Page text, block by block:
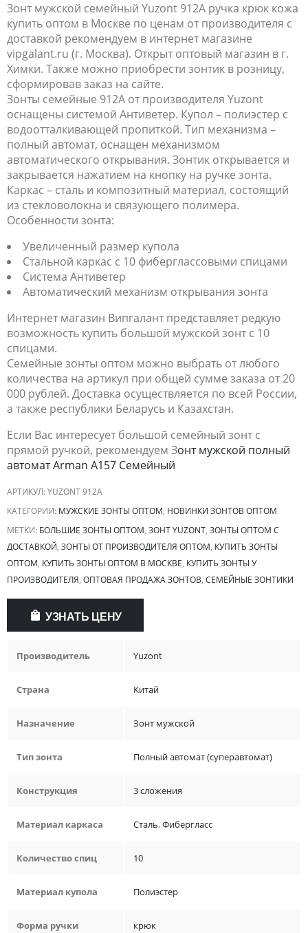
Зонт мужской семейный Yuzont 912A ручка крюк кожа
купить оптом в Москве по ценам от производителя с
доставкой рекомендуем в интернет магазине
vipgalant.ru (г. Москва). Открыт оптовый магазин в г.
Химки. Также можно приобрести зонтик в розницу,
сформировав заказ на сайте.
Зонты семейные 912A от производителя Yuzont
оснащены системой Антиветер. Купол – полиэстер с
водоотталкивающей пропиткой. Тип механизма –
полный автомат, оснащен механизмом
автоматического открывания. Зонтик открывается и
закрывается нажатием на кнопку на ручке зонта.
Каркас – сталь и композитный материал, состоящий
из стекловолокна и связующего полимера.
Особенности зонта:
Увеличенный размер купола
Стальной каркас с 10 фиберглассовыми спицами
Система Антиветер
Автоматический механизм открывания зонта
Интернет магазин Випгалант представляет редкую
возможность купить большой мужской зонт с 10
спицами.
Семейные зонты оптом можно выбрать от любого
количества на артикул при общей сумме заказа от 20
000 рублей. Доставка осуществляется по всей России,
а также республики Беларусь и Казахстан.
Если Вас интересует большой семейный зонт с
прямой ручкой, рекомендуем Зонт мужской полный
автомат Arman A157 Семейный
АРТИКУЛ:YUZONT 912A
КАТЕГОРИИ: МУЖСКИЕ ЗОНТЫ ОПТОМ, НОВИНКИ ЗОНТОВ ОПТОМ
МЕТКИ: БОЛЬШИЕ ЗОНТЫ ОПТОМ, ЗОНТ YUZONT, ЗОНТЫ ОПТОМ С
ДОСТАВКОЙ, ЗОНТЫ ОТ ПРОИЗВОДИТЕЛЯ ОПТОМ, КУПИТЬ ЗОНТЫ
ОПТОМ, КУПИТЬ ЗОНТЫ ОПТОМ В МОСКВЕ, КУПИТЬ ЗОНТЫ У
ПРОИЗВОДИТЕЛЯ, ОПТОВАЯ ПРОДАЖА ЗОНТОВ, СЕМЕЙНЫЕ ЗОНТИКИ
УЗНАТЬ ЦЕНУ
Производитель Yuzont
Страна Китай
Назначение Зонт мужской
Тип зонта Полный автомат (суперавтомат)
Конструкция 3 сложения
Материал каркаса Сталь,Фибергласс
Количество спиц 10
Материал купола Полиэстер
Форма ручки крюк